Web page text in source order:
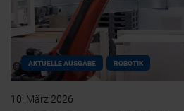
AKTUELLE AUSGABE ROBOTIK
10. März 2026